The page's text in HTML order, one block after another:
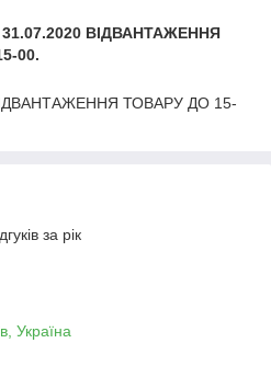
ВІДВАНТАЖЕННЯ
00.
ТОВАРУ ДО 15-
за рік
Україна